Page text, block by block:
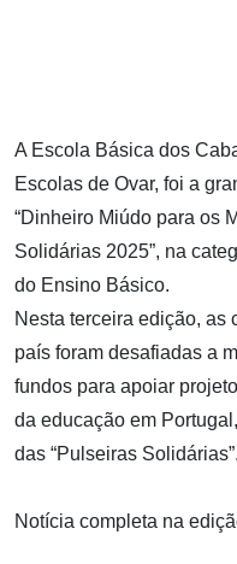
A Escola Básica dos
Escolas de Ovar, foi a
“Dinheiro Miúdo para os
Solidárias 2025”, na
do Ensino Básico.
Nesta terceira edição, as
país foram desafiadas a
fundos para apoiar
da educação em
das “Pulseiras Solidárias”.
Notícia completa na